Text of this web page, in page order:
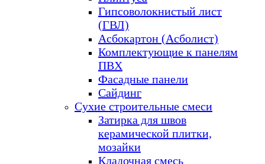
Гипсоволокнистый лист
(ГВЛ)
Асбокартон (Асболист)
Комплектующие к панелям
ПВХ
Фасадные панели
Сайдинг
Сухие строительные смеси
Затирка для швов
керамической плитки,
мозайки
Кладочная смесь